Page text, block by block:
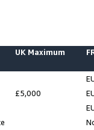
UK Maximum
£5,000